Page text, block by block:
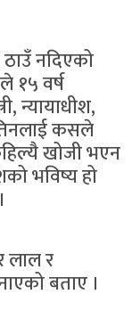
नदिएको
१५ वर्ष
न्यायाधीश,
कसले
खोजी भएन
भविष्य हो
लाल र
बताए ।